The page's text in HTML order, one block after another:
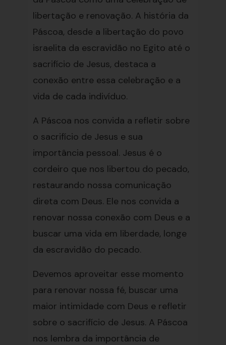
libertação e renovação. A história da
Páscoa, desde a libertação do povo
israelita da escravidão no Egito até o
sacrifício de Jesus, destaca a
conexão entre essa celebração e a
vida de cada indivíduo.
A Páscoa nos convida a refletir sobre
o sacrifício de Jesus e sua
importância pessoal. Jesus é o
cordeiro que nos libertou do pecado,
restaurando nossa comunicação
direta com Deus. Ele nos convida a
renovar nossa conexão com Deus e a
buscar uma vida em liberdade, longe
da escravidão do pecado.
Devemos aproveitar esse momento
para renovar nossa fé, buscar uma
maior intimidade com Deus e refletir
sobre o sacrifício de Jesus. A Páscoa
nos lembra da importância de